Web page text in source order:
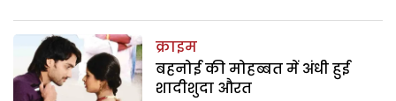
क्राइम
बहनोई की मोहब्बत में अंधी हुई
शादीशुदा औरत